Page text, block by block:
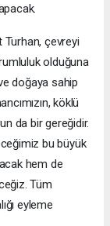
Turhan, çevreyi
olduğuna
doğaya sahip
köklü
da bir gereğidir.
bu büyük
hem de
Tüm
eyleme